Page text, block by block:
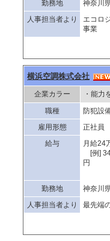
勤務地
神奈川
人事担当者より
エコロ
事業
横浜空調株式会社
企業カラー ・能力
職種
防犯設
雇用形態
正社員
給与
月給24
[例]
勤務地
神奈川
人事担当者より
最先端